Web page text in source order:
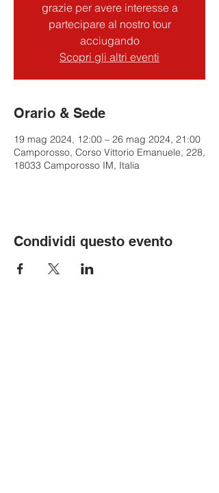
grazie per avere interesse a
partecipare al nostro tour
acciugando
Scopri gli altri eventi
Orario & Sede
19 mag 2024, 12:00 – 26 mag 2024, 21:00
Camporosso, Corso Vittorio Emanuele, 228,
18033 Camporosso IM, Italia
Condividi questo evento